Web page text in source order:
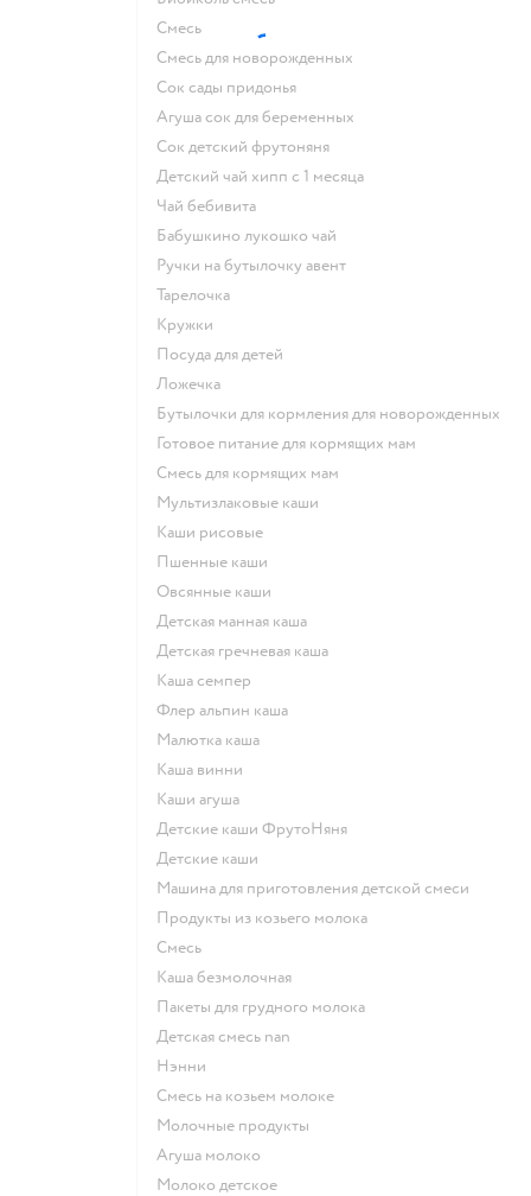
смесь
смесь для новорожденных
сок сады придонья
агуша сок для беременных
сок детский фрутоняня
детский чай хипп с 1 месяца
чай бебивита
бабушкино лукошко чай
ручки на бутылочку авент
тарелочка
кружки
посуда для детей
ложечка
бутылочки для кормления для новорожденных
готовое питание для кормящих мам
смесь для кормящих мам
Мультизлаковые каши
Каши рисовые
Пшенные каши
овсянные каши
детская манная каша
детская гречневая каша
каша семпер
флер альпин каша
малютка каша
каша винни
каши агуша
Детские каши ФрутоНяня
детские каши
машина для приготовления детской смеси
продукты из козьего молока
смесь
каша безмолочная
пакеты для грудного молока
детская смесь nan
нэнни
смесь на козьем молоке
молочные продукты
агуша молоко
молоко детское